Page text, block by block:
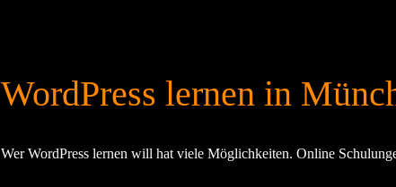
WordPress lernen in
Wer WordPress lernen will hat viele Möglichkeiten. Online